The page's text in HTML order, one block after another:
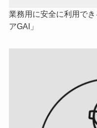
業務用に安全に利用で
アGAI」